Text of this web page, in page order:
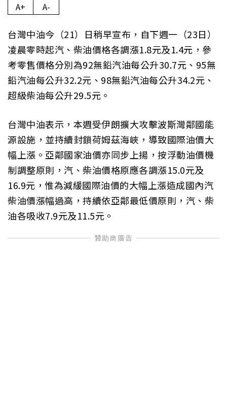
A+ A-
台灣中油今（21）日稍早宣布，自下週一（23日）
凌晨零時起汽、柴油價格各調漲1.8元及1.4元，參
考零售價格分別為92無鉛汽油每公升30.7元、95無
鉛汽油每公升32.2元、98無鉛汽油每公升34.2元、
超級柴油每公升29.5元。
台灣中油表示，本週受伊朗擴大攻擊波斯灣鄰國能
源設施，並持續封鎖荷姆茲海峽，導致國際油價大
幅上漲。亞鄰國家油價亦同步上揚，按浮動油價機
制調整原則，汽、柴油價格原應各調漲15.0元及
16.9元，惟為減緩國際油價的大幅上漲造成國內汽
柴油價漲幅過高，持續依亞鄰最低價原則，汽、柴
油各吸收7.9元及11.5元。